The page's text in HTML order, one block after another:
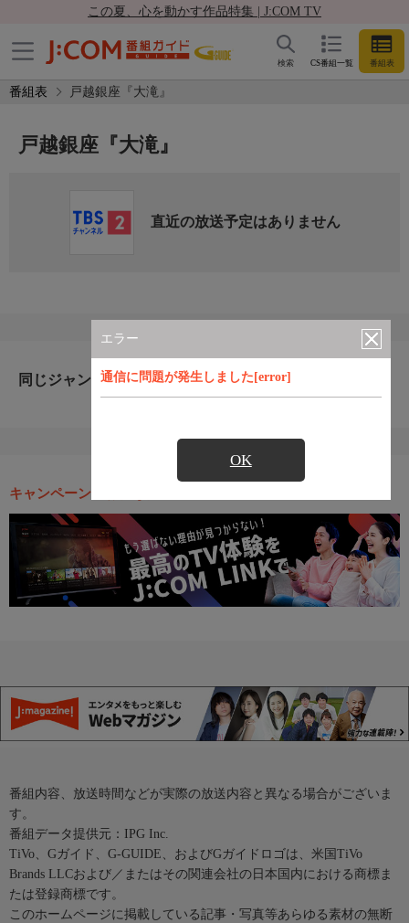
この夏、心を動かす作品特集 | J:COM TV
CS番組一覧 番組表
検索
番組表 戸越銀座『大滝』
エラー
通信に問題が発生しました[error]
OK
戸越銀座『大滝』
直近の放送予定はありません
同じジャンルのおすすめ番組
キャンペーン・お得な情報
番組内容、放送時間などが実際の放送内容と異なる場合がございま
す。
番組データ提供元：IPG Inc.
TiVo、Gガイド、G-GUIDE、およびGガイドロゴは、米国TiVo
Brands LLCおよび／またはその関連会社の日本国内における商標ま
たは登録商標です。
このホームページに掲載している記事・写真等あらゆる素材の無断